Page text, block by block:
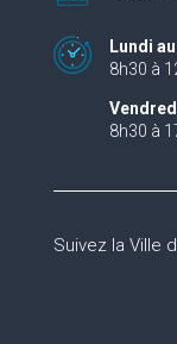
Lundi
8h30 à
8h30 à
Suivez la Ville